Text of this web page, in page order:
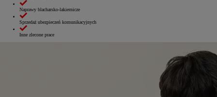
Naprawy blacharsko‑lakiernicze
Sprzedaż ubezpieczeń komunikacyjnych
Inne zlecone prace